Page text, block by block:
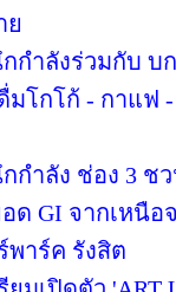
ย
ำลังร่วมกับ บ
มโกโก้ - กาแฟ
ำลัง ช่อง 3 ช
ด GI จากเหนื
พาร์ค รังสิต